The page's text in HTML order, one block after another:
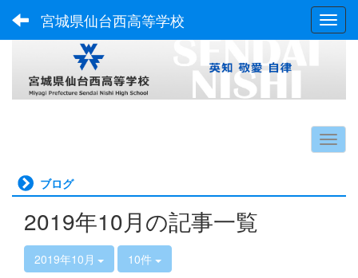
宮城県仙台西高等学校
ブログ
2019年10月の記事一覧
2019年10月 10件